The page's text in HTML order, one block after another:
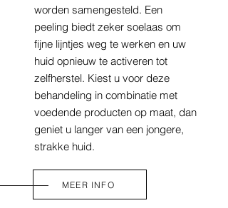
worden samengesteld. Een
peeling biedt zeker soelaas om
fijne lijntjes weg te werken en uw
huid opnieuw te activeren tot
zelfherstel. Kiest u voor deze
behandeling in combinatie met
voedende producten op maat, dan
geniet u langer van een jongere,
strakke huid.
MEER INFO